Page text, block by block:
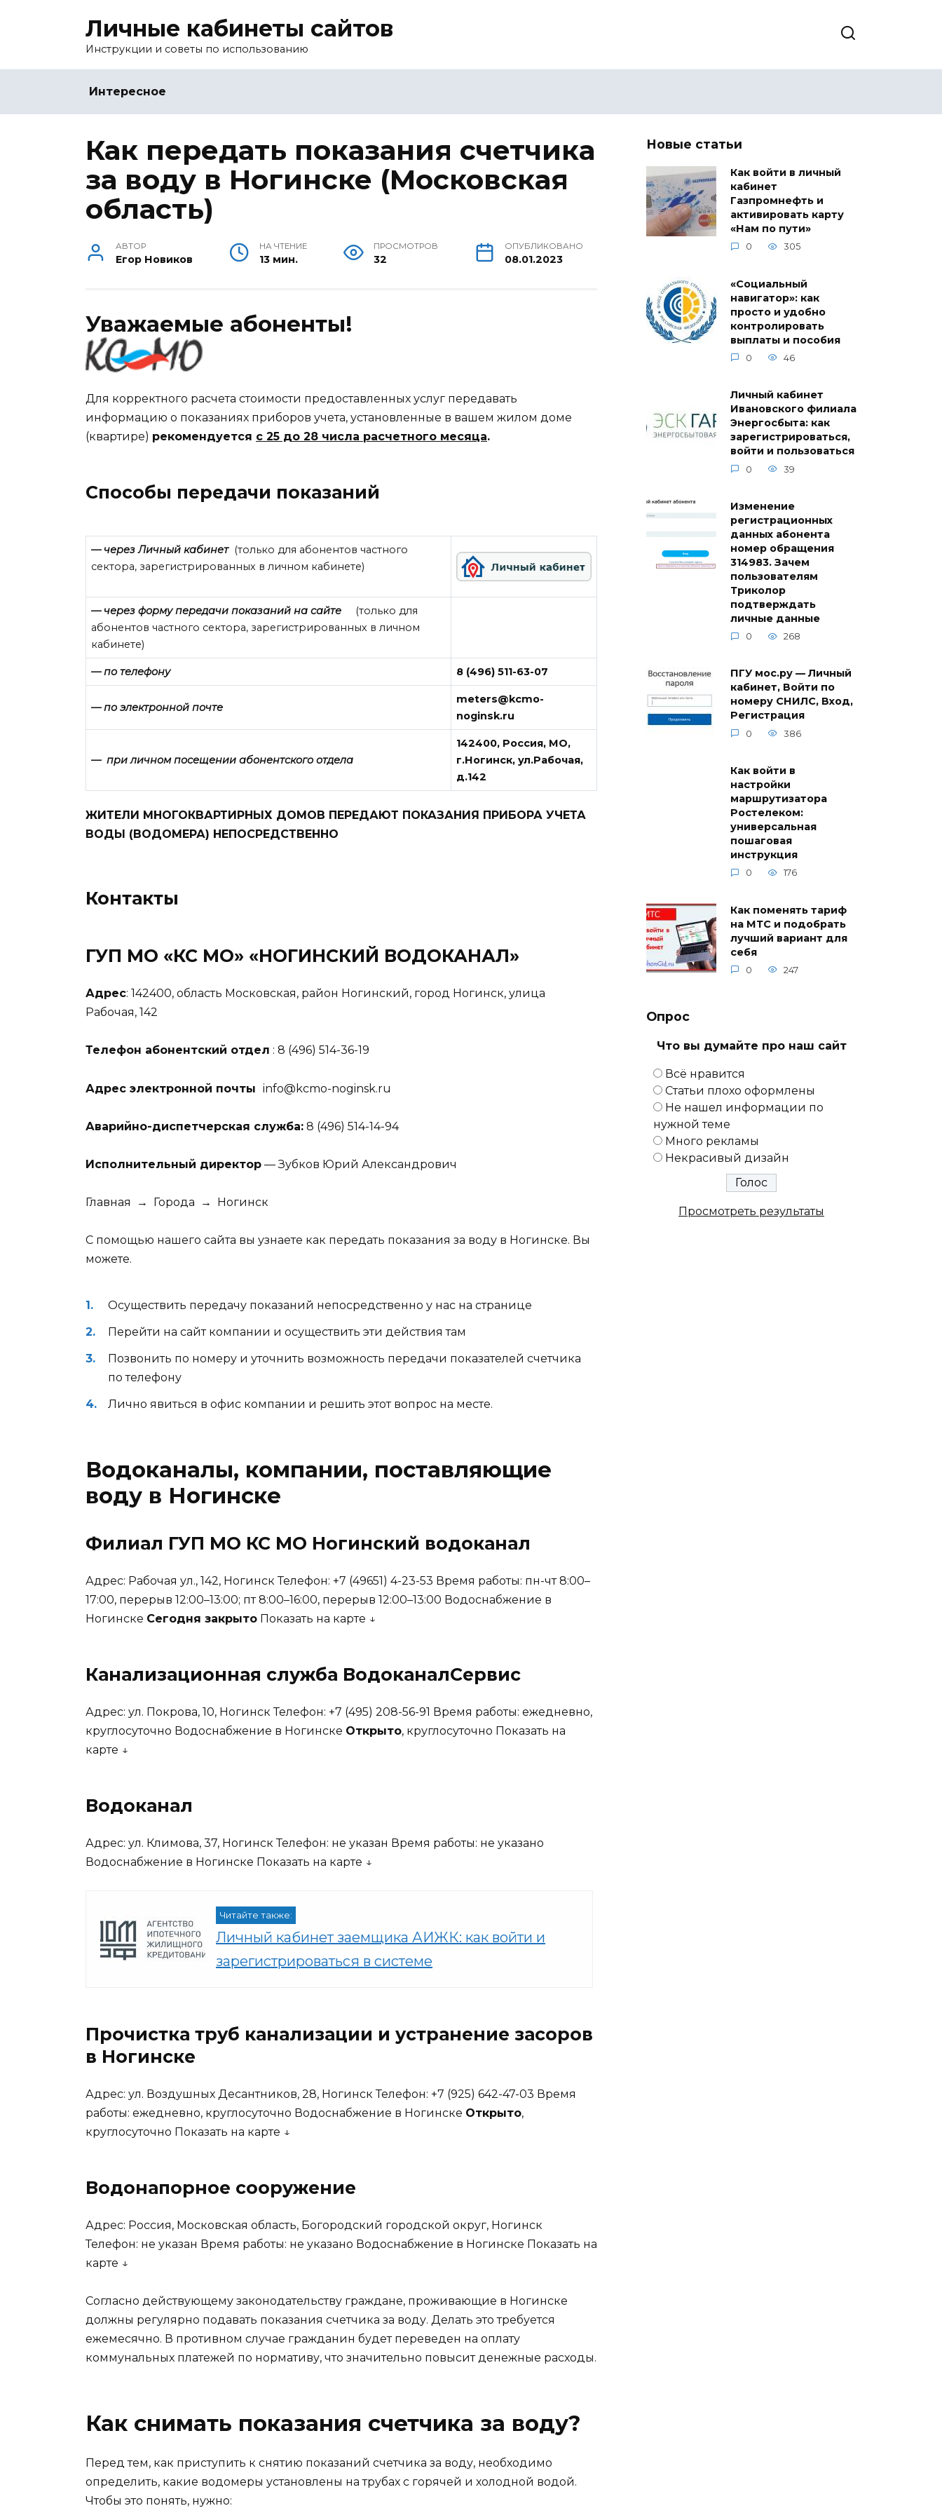
Личные кабинеты сайтов
Инструкции и советы по использованию
Интересное
Как передать показания счетчика
за воду в Ногинске (Московская
область)
АВТОР
Егор Новиков
НА ЧТЕНИЕ
13 мин.
ПРОСМОТРОВ
32
ОПУБЛИКОВАНО
08.01.2023
Уважаемые абоненты!
Для корректного расчета стоимости предоставленных услуг передавать
информацию о показаниях приборов учета, установленные в вашем жилом доме
(квартире) рекомендуется с 25 до 28 числа расчетного месяца.
Способы передачи показаний
— через Личный кабинет (только для абонентов частного
сектора, зарегистрированных в личном кабинете)
— через форму передачи показаний на сайте
(только для
абонентов частного сектора, зарегистрированных в личном
кабинете)
— по телефону 8 (496) 511-63-07
— по электронной почте
meters@kcmo-
noginsk.ru
— при личном посещении абонентского отдела
142400, Россия, МО,
г.Ногинск, ул.Рабочая,
д.142
ЖИТЕЛИ МНОГОКВАРТИРНЫХ ДОМОВ ПЕРЕДАЮТ ПОКАЗАНИЯ ПРИБОРА УЧЕТА
ВОДЫ (ВОДОМЕРА) НЕПОСРЕДСТВЕННО
Контакты
ГУП МО «КС МО» «НОГИНСКИЙ ВОДОКАНАЛ»
Адрес: 142400, область Московская, район Ногинский, город Ногинск, улица
Рабочая, 142
Телефон абонентский отдел : 8 (496) 514-36-19
Адрес электронной почты info@kcmo-noginsk.ru
Аварийно-диспетчерская служба: 8 (496) 514-14-94
Исполнительный директор — Зубков Юрий Александрович
Главная → Города → Ногинск
С помощью нашего сайта вы узнаете как передать показания за воду в Ногинске. Вы
можете.
Осуществить передачу показаний непосредственно у нас на странице
Перейти на сайт компании и осуществить эти действия там
Позвонить по номеру и уточнить возможность передачи показателей счетчика
по телефону
Лично явиться в офис компании и решить этот вопрос на месте.
Водоканалы, компании, поставляющие
воду в Ногинске
Филиал ГУП МО КС МО Ногинский водоканал
Адрес: Рабочая ул., 142, Ногинск Телефон: +7 (49651) 4-23-53 Время работы: пн-чт 8:00–
17:00, перерыв 12:00–13:00; пт 8:00–16:00, перерыв 12:00–13:00 Водоснабжение в
Ногинске Сегодня закрыто Показать на карте ↓
Канализационная служба ВодоканалСервис
Адрес: ул. Покрова, 10, Ногинск Телефон: +7 (495) 208-56-91 Время работы: ежедневно,
круглосуточно Водоснабжение в Ногинске Открыто, круглосуточно Показать на
карте ↓
Водоканал
Адрес: ул. Климова, 37, Ногинск Телефон: не указан Время работы: не указано
Водоснабжение в Ногинске Показать на карте ↓
Читайте также:
Личный кабинет заемщика АИЖК: как войти и
зарегистрироваться в системе
Прочистка труб канализации и устранение засоров
в Ногинске
Адрес: ул. Воздушных Десантников, 28, Ногинск Телефон: +7 (925) 642-47-03 Время
работы: ежедневно, круглосуточно Водоснабжение в Ногинске Открыто,
круглосуточно Показать на карте ↓
Водонапорное сооружение
Адрес: Россия, Московская область, Богородский городской округ, Ногинск
Телефон: не указан Время работы: не указано Водоснабжение в Ногинске Показать на
карте ↓
Согласно действующему законодательству граждане, проживающие в Ногинске
должны регулярно подавать показания счетчика за воду. Делать это требуется
ежемесячно. В противном случае гражданин будет переведен на оплату
коммунальных платежей по нормативу, что значительно повысит денежные расходы.
Как снимать показания счетчика за воду?
Перед тем, как приступить к снятию показаний счетчика за воду, необходимо
определить, какие водомеры установлены на трубах с горячей и холодной водой.
Чтобы это понять, нужно:
Новые статьи
Как войти в личный
кабинет
Газпромнефть и
активировать карту
«Нам по пути»
0 305
«Социальный
навигатор»: как
просто и удобно
контролировать
выплаты и пособия
0 46
Личный кабинет
Ивановского филиала
Энергосбыта: как
зарегистрироваться,
войти и пользоваться
0 39
Изменение
регистрационных
данных абонента
номер обращения
314983. Зачем
пользователям
Триколор
подтверждать
личные данные
0 268
ПГУ мос.ру — Личный
кабинет, Войти по
номеру СНИЛС, Вход,
Регистрация
0 386
Как войти в
настройки
маршрутизатора
Ростелеком:
универсальная
пошаговая
инструкция
0 176
Как поменять тариф
на МТС и подобрать
лучший вариант для
себя
0 247
Опрос
Что вы думайте про наш сайт
Всё нравится
Статьи плохо оформлены
Не нашел информации по
нужной теме
Много рекламы
Некрасивый дизайн
Просмотреть результаты